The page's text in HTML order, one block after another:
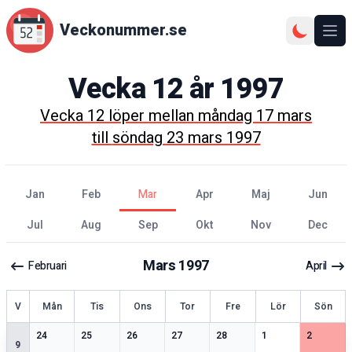
Veckonummer.se
Vecka12år 1997
Vecka12löper mellanmåndag 17 mars
tillsöndag 23 mars 1997
jan feb mar apr maj
jun
jul
aug sep okt nov dec
Februari Mars1997 April
Vecka Mån Tis Ons Tor Fre Lör Sön
9
24
2speciella datum
25
2speciella datum
26
2speciella datum
27
1speciella datum
28
1speciella datum
12 speciella datum
2
2